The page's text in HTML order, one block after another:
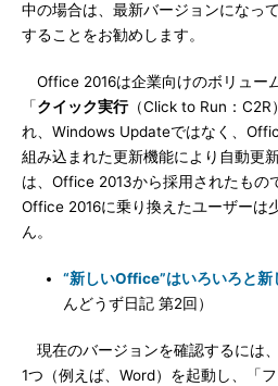
中の場合は、最新バージョンになっ
することをお勧めします。
Office 2016は企業向けのボリュー
「クイック実行（Click to Run：C2R
れ、Windows Updateではなく、
組み込まれた更新機能により自動更
は、Office 2013から採用されたもの
Office 2016に乗り換えたユーザーは
ん。
“新しいOffice”はいろいろと新
んどうず日記 第2回）
現在のバージョンを確認するには
1つ（例えば、Word）を起動し、「